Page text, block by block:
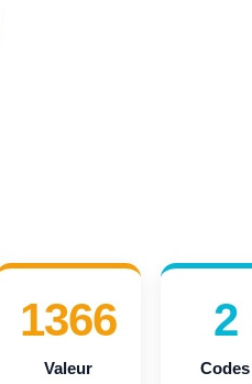
1366
Valeur
2
Codes